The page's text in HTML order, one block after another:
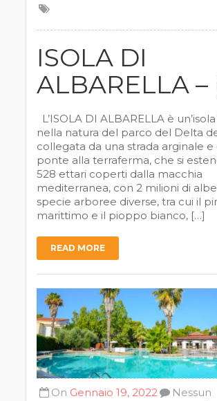
ISOLA DI
ALBARELLA –
L’ISOLA DI ALBARELLA è
nella natura del parco del Delta
collegata da una strada arginale e
ponte alla terraferma, che si
528 ettari coperti dalla macchia
mediterranea, con 2 milioni di
specie arboree diverse, tra cui il
marittimo e il pioppo bianco, […]
READ MORE
On Gennaio 19, 2022
Nessun